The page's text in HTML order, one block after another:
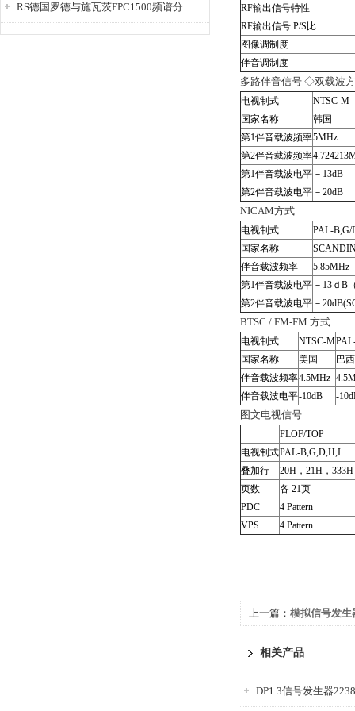
RS德国罗德与施瓦茨FPC1500频谱分析仪
RF输出信号特性
RF输出信号 P/S比
图像调制度
伴音调制度
多路伴音信号 ◇双载波
电视制式
NTSC-M
国家名称
韩国
第1伴音载波频率5MHz
第2伴音载波频率
第1伴音载波电平 －13dB
第2伴音载波电平 －20dB
NICAM方式
电视制式
PAL-
国家名称
伴音载波频率
5.85MHz
第1伴音载波电平 －13ｄB
第2伴音载波电平 －
BTSC / FM-FM 方式
电视制式 NTSC-M
国家名称
美国
巴西
伴音载波频率4.5MHz
伴音载波电平-10dB -
图文电视信号
FLOF/TOP
电视制式PAL-B,G,D,H,I
叠加行
20H，21H，
页数
各 21页
PDC
4 Pattern
VPS
4 Pattern
上一篇： 模拟信号发
相关产品
DP1.3信号发生器2238